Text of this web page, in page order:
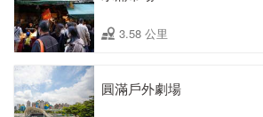
3.58 公里
圓滿戶外劇場